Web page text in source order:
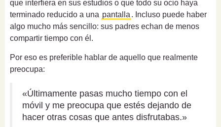
que interfiera en sus estudios o que todo su ocio haya
terminado reducido a una pantalla . Incluso puede haber
algo mucho más sencillo: sus padres echan de menos
compartir tiempo con él.
Por eso es preferible hablar de aquello que realmente
preocupa:
«Últimamente pasas mucho tiempo con el
móvil y me preocupa que estés dejando de
hacer otras cosas que antes disfrutabas.»